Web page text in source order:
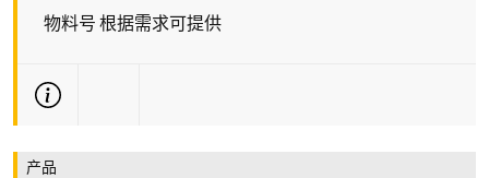
物料号 根据需求可提供
更多技术信息
产品